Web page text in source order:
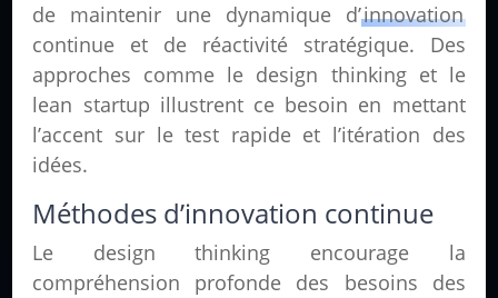
de maintenir une dynamique d’innovation
continue et de réactivité stratégique. Des
approches comme le design thinking et le
lean startup illustrent ce besoin en mettant
l’accent sur le test rapide et l’itération des
idées.
Méthodes d’innovation continue
Le design thinking encourage la
compréhension profonde des besoins des